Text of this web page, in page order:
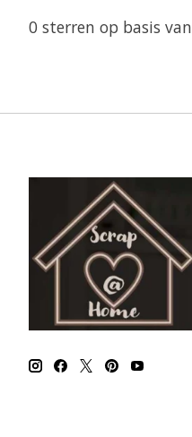
0 sterren op basis van